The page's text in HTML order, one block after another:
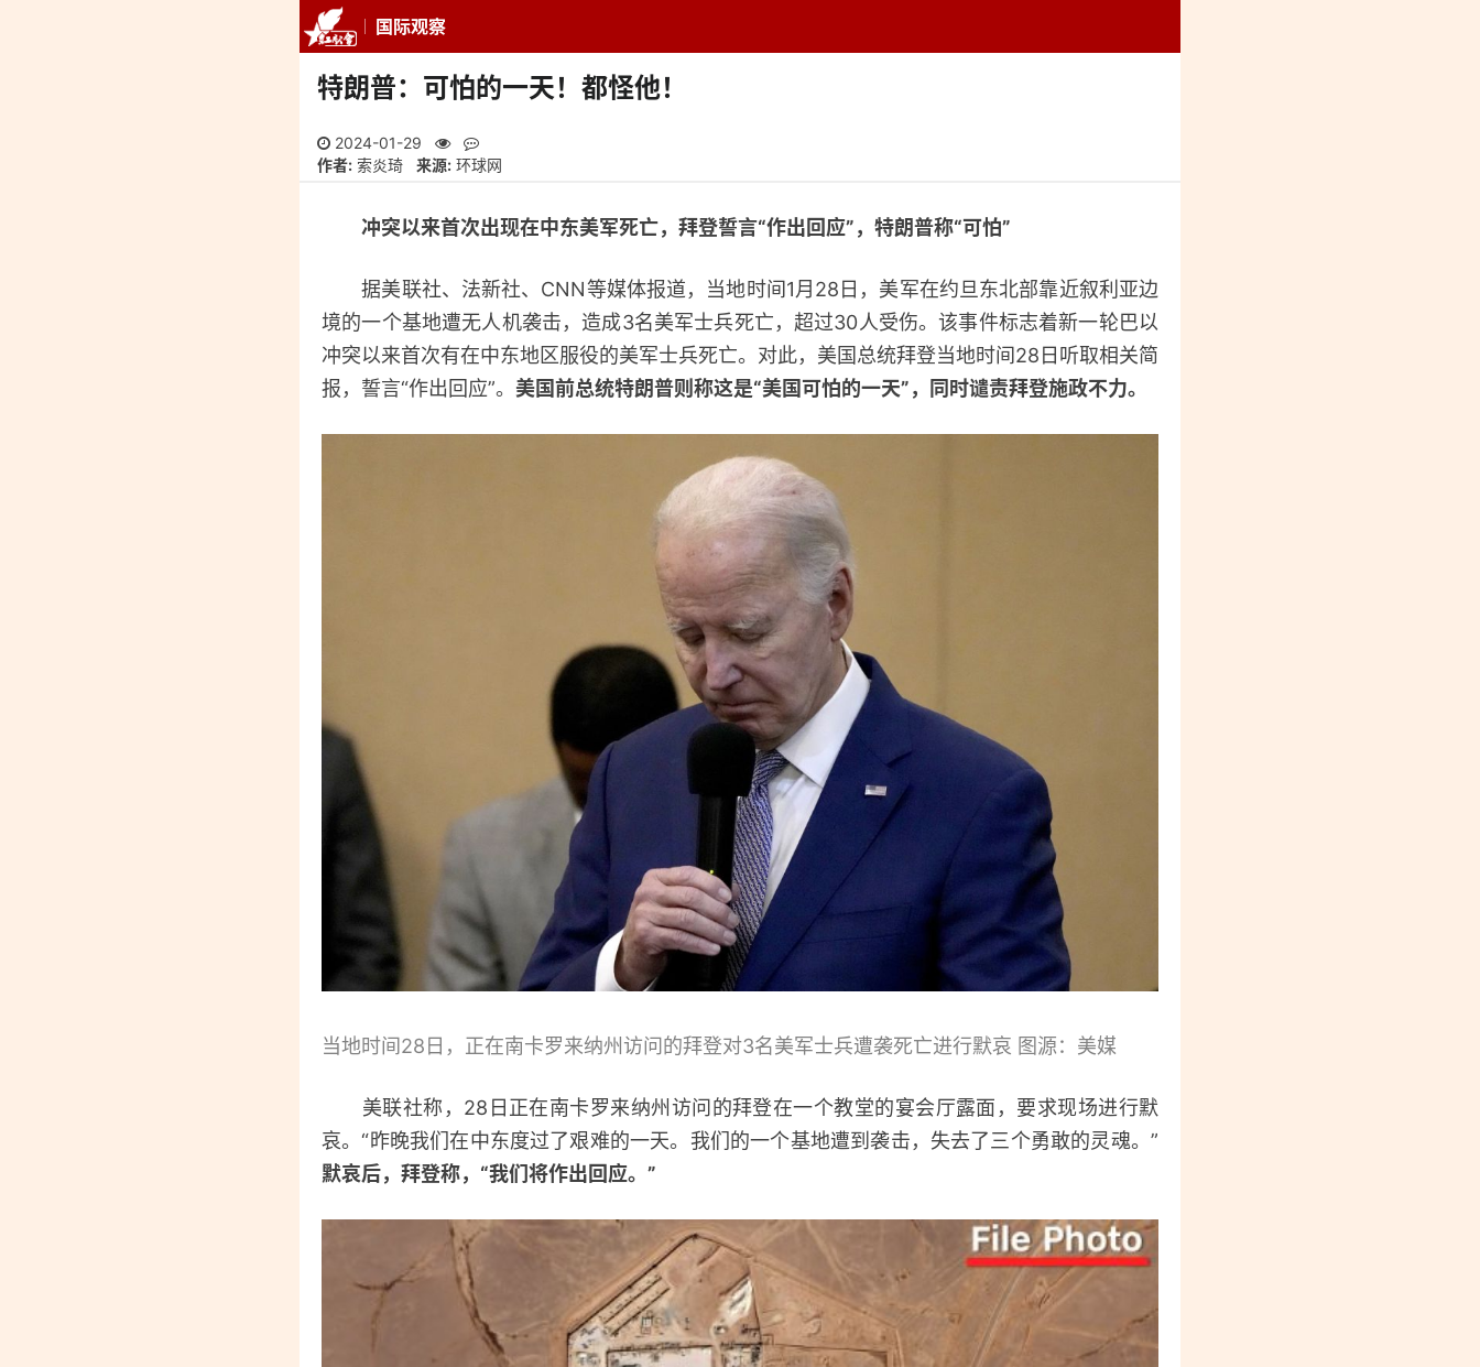
国际观察
推荐 最新 专题中心 学者专栏
特朗普：可怕的一天！都怪他！
2024-01-29
作者: 索炎琦 来源: 环球网
冲突以来首次出现在中东美军死亡，拜登誓言“作出回应”，特朗普称“可怕”
据美联社、法新社、CNN等媒体报道，当地时间1月28日，美军在约旦东北部靠近叙利亚边
境的一个基地遭无人机袭击，造成3名美军士兵死亡，超过30人受伤。该事件标志着新一轮巴以
冲突以来首次有在中东地区服役的美军士兵死亡。对此，美国总统拜登当地时间28日听取相关简
报，誓言“作出回应”。 美国前总统特朗普则称这是“美国可怕的一天”，同时谴责拜登施政不力。
当地时间28日，正在南卡罗来纳州访问的拜登对3名美军士兵遭袭死亡进行默哀 图源：美媒
美联社称，28日正在南卡罗来纳州访问的拜登在一个教堂的宴会厅露面，要求现场进行默
哀。“昨晚我们在中东度过了艰难的一天。我们的一个基地遭到袭击，失去了三个勇敢的灵魂。”
默哀后，拜登称，“我们将作出回应。”